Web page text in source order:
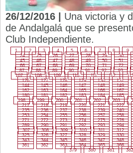
26/12/2016 | Una victoria y
de Andalgalá que se
Club Independiente.
1 2 3 4 5 6 7 8 9
24
25 26 27 28 29 30
45
46 47 48 49 50 51
66
67 68 69 70 71 72
87
88 89 90 91 92 93
107
108 109 110 111 112
126
127 128 129 130 131
144
145 146 147 148 149
162
163 164 165 166 167
180
181 182 183 184 185
198
199 200 201 202 203
217
218 219 220 221 222
235
236 237 238 239 240
253
254 255 256 257 258
271
272 273 274 275 276
289
290 291 292 293 294
307
308 309 310 311 312
325
326 327 328 329 330
343
344 345 346 347 348
361
362 363 364 365 366
379
380 381 382